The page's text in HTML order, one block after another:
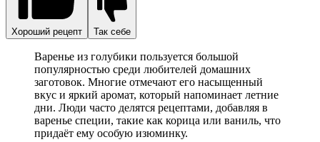
Хороший рецепт Так себе
Варенье из голубики пользуется большой
популярностью среди любителей домашних
заготовок. Многие отмечают его насыщенный
вкус и яркий аромат, который напоминает летние
дни. Люди часто делятся рецептами, добавляя в
варенье специи, такие как корица или ваниль, что
придаёт ему особую изюминку.